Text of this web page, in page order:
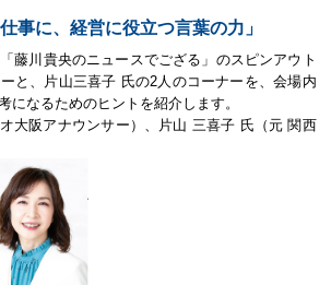
事に、経営に役立つ言葉の力」
藤川貴央のニュースでござる」のスピンアウト
と、片山三喜子 氏の2人のコーナーを、会場内
になるためのヒントを紹介します。
大阪アナウンサー）、片山 三喜子 氏（元 関西